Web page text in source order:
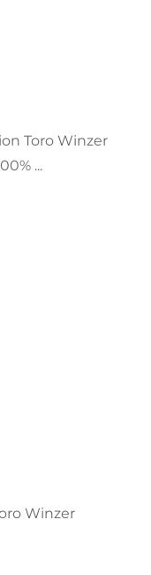
Toro Winzer
...
Winzer